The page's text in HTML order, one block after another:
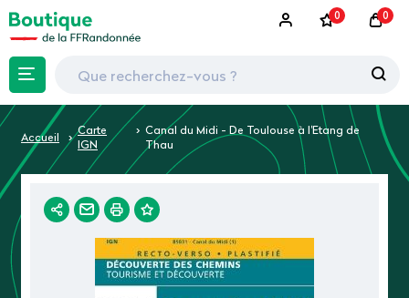
0 0
Accueil
Carte
IGN
Canal du Midi - De Toulouse à l'Etang de
Thau